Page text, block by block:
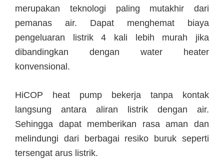
merupakan teknologi paling mutakhir dari
pemanas air. Dapat menghemat biaya
pengeluaran listrik 4 kali lebih murah jika
dibandingkan dengan water heater
konvensional.
HiCOP heat pump bekerja tanpa kontak
langsung antara aliran listrik dengan air.
Sehingga dapat memberikan rasa aman dan
melindungi dari berbagai resiko buruk seperti
tersengat arus listrik.